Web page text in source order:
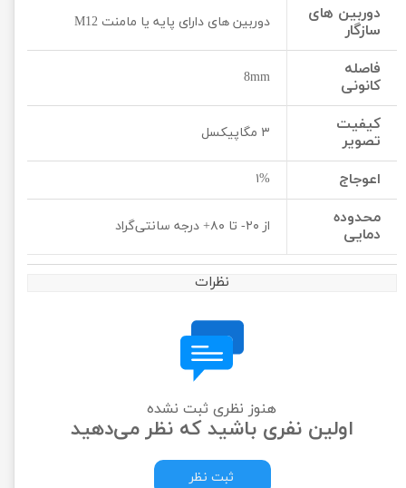
دوربین های
سازگار
دوربین های دارای پایه یا مامنت M12
فاصله
کانونی
8mm
کیفیت
تصویر
۳ مگاپیکسل
اعوجاج ۱%
محدوده
دمایی
از ۲۰- تا ۸۰+ درجه سانتی‌گراد
نظرات
هنوز نظری ثبت نشده
اولین نفری باشید که نظر می‌دهید
ثبت نظر